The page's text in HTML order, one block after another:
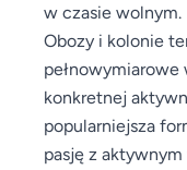
w czasie wolnym.
Obozy i kolonie
pełnowymiarowe
konkretnej
popularniejsza
pasję z